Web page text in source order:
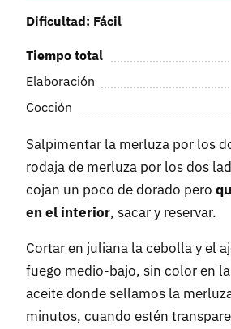
Dificultad: Fácil
Tiempo total
Elaboración
Cocción
Salpimentar la merluza por los
rodaja de merluza por los dos
cojan un poco de dorado pero
en el interior, sacar y reservar.
Cortar en juliana la cebolla y el
fuego medio-bajo, sin color en
aceite donde sellamos la
minutos, cuando estén